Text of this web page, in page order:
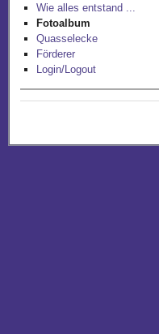
Wie alles entstand ...
Fotoalbum
Quasselecke
Förderer
Login/Logout